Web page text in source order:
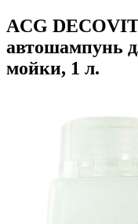
ACG
автошампунь
мойки, 1 л.